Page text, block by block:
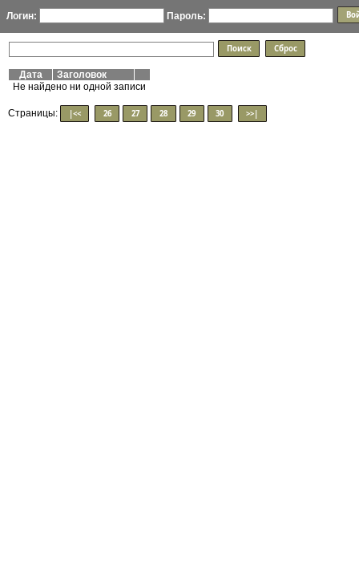
Логин: Пароль:
Дата
Заголовок
Не найдено ни одной записи
Страницы: |<< 26 27 28 29 30 >>|